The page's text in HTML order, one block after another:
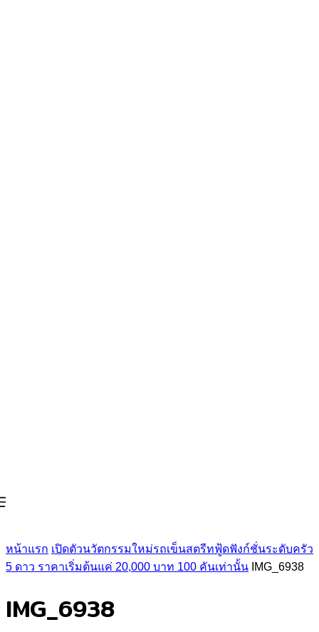
หน้าแรก เปิดตัวนวัตกรรมใหม่รถเข็นสตรีทฟู้ดฟังก์ชั่นระดับครัว
5 ดาว ราคาเริ่มต้นแค่ 20,000 บาท 100 คันเท่านั้น IMG_6938
IMG_6938